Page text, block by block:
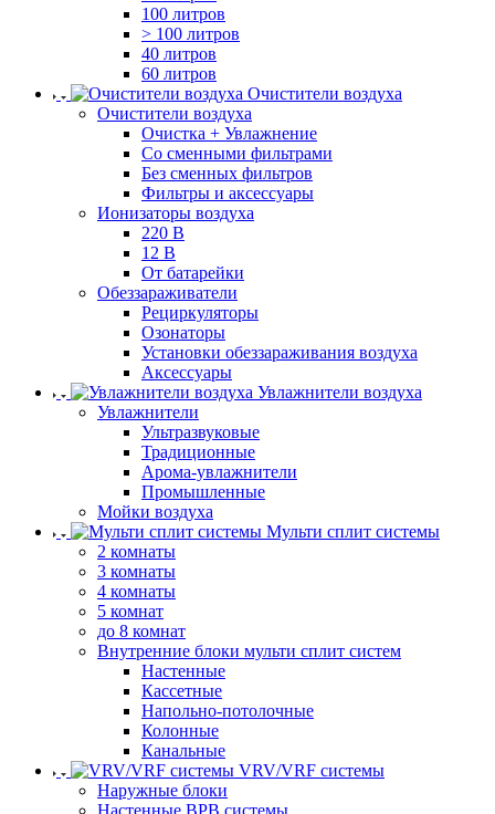
100 литров
> 100 литров
40 литров
60 литров
Очистители воздуха
Очистители воздуха
Очистка + Увлажнение
Cо сменными фильтрами
Без сменных фильтров
Фильтры и аксессуары
Ионизаторы воздуха
220 В
12 В
От батарейки
Обеззараживатели
Рециркуляторы
Озонаторы
Установки обеззараживания воздуха
Аксессуары
Увлажнители воздуха
Увлажнители
Ультразвуковые
Традиционные
Арома-увлажнители
Промышленные
Мойки воздуха
Мульти сплит системы
2 комнаты
3 комнаты
4 комнаты
5 комнат
до 8 комнат
Внутренние блоки мульти сплит систем
Настенные
Кассетные
Напольно-потолочные
Колонные
Канальные
VRV/VRF системы
Наружные блоки
Настенные ВРВ системы